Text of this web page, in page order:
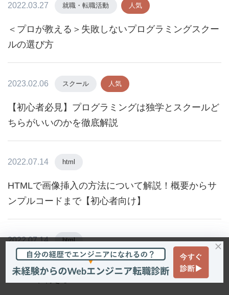
2022.03.27 就職・転職活動 人気
＜プロが教える＞失敗しないプログラミングスクー
ルの選び方
2023.02.06 スクール 人気
【初心者必見】プログラミングは独学とスクールど
ちらがいいのかを徹底解説
2022.07.14 html
HTMLで画像挿入の方法について解説！概要からサ
ンプルコードまで【初心者向け】
2022.07.14 html
HTMLで背景色を自由自在に変更しよう！【サンプ
ルコード付き】